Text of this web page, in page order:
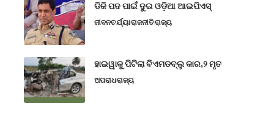
ଡିଜି ପଦ ପାଇଁ ଦୁଇ ଓଡ଼ିଆ ଆଇପିଏସ୍
ଜୀବନଚର୍ଯ୍ୟାରାଜନୀତିରାଜ୍ୟ
ହାଇୱାକୁ ପିଟିଲା ବିଏମଡବ୍ଲୁ କାର,୨ ମୃତ
ଅପରାଧରାଜ୍ୟ